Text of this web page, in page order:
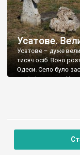
Усатове.
Усатове – дуже
тисяч осіб. Воно
Одеси. Село було
році під назвою